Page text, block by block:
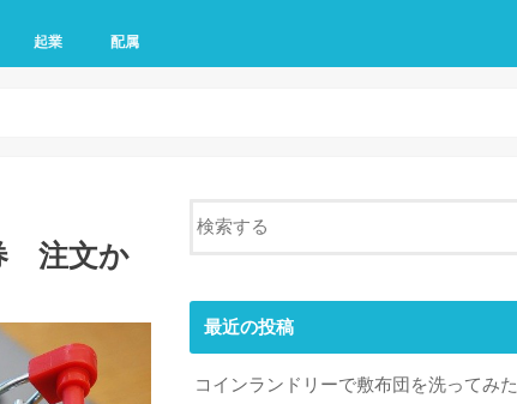
起業 配属
注文か
最近の投稿
コインランドリーで敷布団を洗ってみた